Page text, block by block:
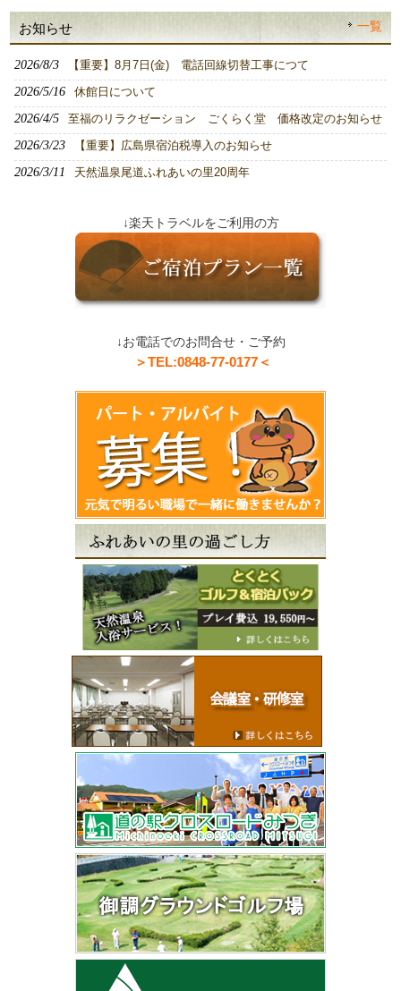
お知らせ 一覧
2026/8/3 【重要】8月7日(金) 電話回線切替工事につて
2026/5/16 休館日について
2026/4/5 至福のリラクゼーション ごくらく堂 価格改定のお知らせ
2026/3/23 【重要】広島県宿泊税導入のお知らせ
2026/3/11 天然温泉尾道ふれあいの里20周年
↓楽天トラベルをご利用の方
↓お電話でのお問合せ・ご予約
＞TEL:0848-77-0177＜